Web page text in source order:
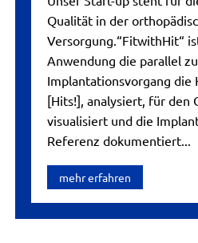
Qualität in der
Versorgung.“FitwithHit“
Anwendung die parallel
Implantationsvorgang die
[Hits!], analysiert, für den
visualisiert und die
Referenz dokumentiert...
mehr erfahren